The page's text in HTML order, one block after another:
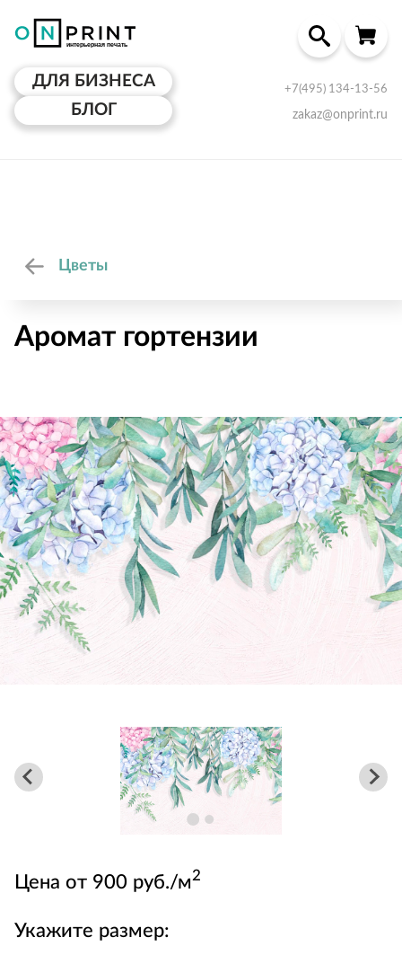
ДЛЯ БИЗНЕСА
БЛОГ
+7(495) 134-13-56
zakaz@onprint.ru
Цветы
Аромат гортензии
Цена от 900 руб./м2
Укажите размер: